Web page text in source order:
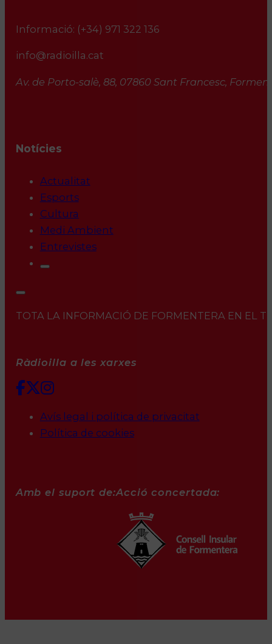
Informació: (+34) 971 322 136
info@radioilla.cat
Av. de Porto-salè, 88, 07860 Sant Francesc,
Notícies
Actualitat
Esports
Cultura
Medi Ambient
Entrevistes
TOTA LA INFORMACIÓ DE FORMENTERA EN EL
Ràdioilla a les xarxes
Avís legal i política de privacitat
Política de cookies
Amb el suport de:Acció concertada: